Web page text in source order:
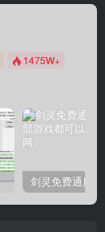
1475W+